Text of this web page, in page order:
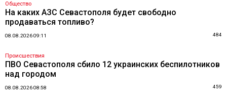
Общество
На каких АЗС Севастополя будет свободно
продаваться топливо?
08.08.2026 09:11 484
Происшествия
ПВО Севастополя сбило 12 украинских беспилотников
над городом
08.08.2026 08:58 459